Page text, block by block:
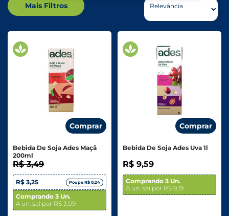
Mais Filtros
Comprar
Bebida De Soja Ades Maçã
200ml
R$ 3,49
R$ 3,25 Poupe R$ 0,24
Comprando 3 Un.
A un. sai por R$ 3,09
Comprar
Bebida De Soja Ades Uva 1l
R$ 9,59
Comprando 3 Un.
A un. sai por R$ 9,19